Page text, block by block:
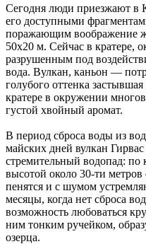
Сегодня люди приезжают в
его доступными
поражающим воображение
50х20 м. Сейчас в кратере,
разрушенным под
вода. Вулкан, каньон —
голубого оттенка
кратере в окружении
густой хвойный аромат.
В период сброса воды из
майских дней вулкан
стремительный водопад:
высотой около 30-ти
пенятся и с шумом
месяцы, когда нет сброса
возможность любоваться
ним тонким ручейком,
озерца.